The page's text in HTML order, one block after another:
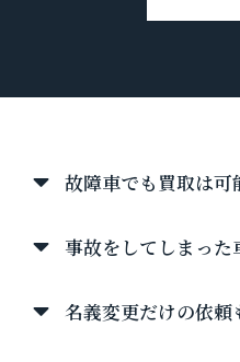
故障車でも買取は可
事故をしてしまった
名義変更だけの依頼